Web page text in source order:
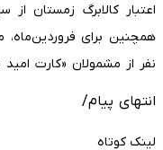
نفر از مشمولان «کارت
انتهای پیام/
لینک کوتاه